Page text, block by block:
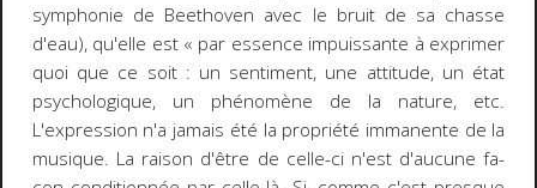
symphonie de Beethoven avec le bruit de sa chasse
d'eau), qu'elle est « par essence impuissante à expri­mer
quoi que ce soit : un sentiment, une attitude, un état
psychologique, un phénomène de la nature, etc.
L'expression n'a jamais été la propriété immanente de la
musique. La raison d'être de celle-ci n'est d'aucune fa­